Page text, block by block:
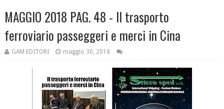
MAGGIO 2018 PAG. 48 - Il trasporto
ferroviario passeggeri e merci in Cina
GAM EDITORI maggio 30, 2018